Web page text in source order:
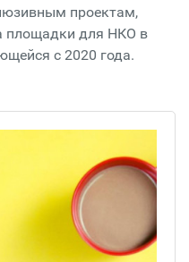
проектам,
площадки для НКО в
с 2020 года.